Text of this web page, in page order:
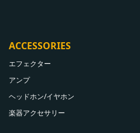
ACCESSORIES
エフェクター
アンプ
ヘッドホン/イヤホン
楽器アクセサリー